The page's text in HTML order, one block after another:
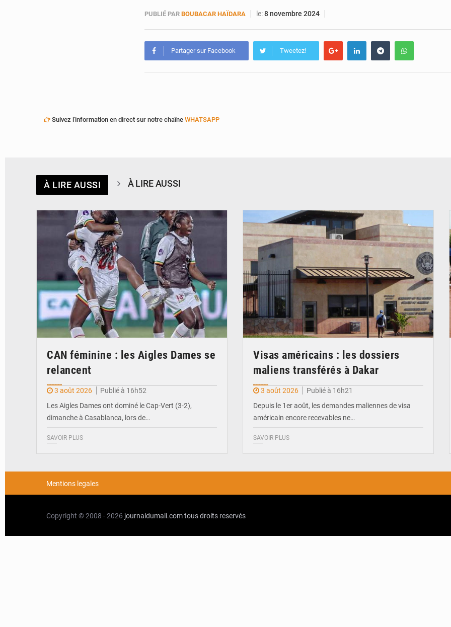
PUBLIÉ PAR BOUBACAR HAÏDARA le:8 novembre 2024
Partager sur Facebook Tweetez!
Suivez l'information en direct sur notre chaîne WHATSAPP
À LIRE AUSSI À LIRE AUSSI
© FEMAFOOT
CAN féminine : les Aigles Dames se
relancent
3 août 2026
Publié à 16h52
Les Aigles Dames ont dominé le Cap-Vert (3-2),
dimanche à Casablanca, lors de…
SAVOIR PLUS
Visas américains : les dossiers
maliens transférés à Dakar
3 août 2026
Publié à 16h21
Depuis le 1er août, les demandes maliennes de visa
américain encore recevables ne…
SAVOIR PLUS
Mentions legales
Copyright © 2008 - 2026 journaldumali.comtous droits reservés